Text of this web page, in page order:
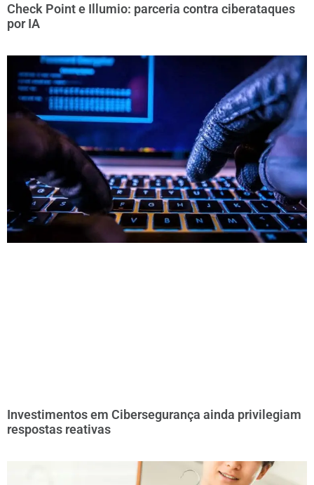
Check Point e Illumio: parceria contra ciberataques
por IA
Investimentos em Cibersegurança ainda privilegiam
respostas reativas